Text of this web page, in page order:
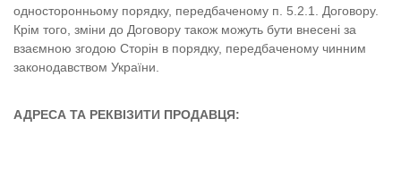
односторонньому порядку, передбаченому п. 5.2.1. Договору.
Крім того, зміни до Договору також можуть бути внесені за
взаємною згодою Сторін в порядку, передбаченому чинним
законодавством України.
АДРЕСА ТА РЕКВІЗИТИ ПРОДАВЦЯ: